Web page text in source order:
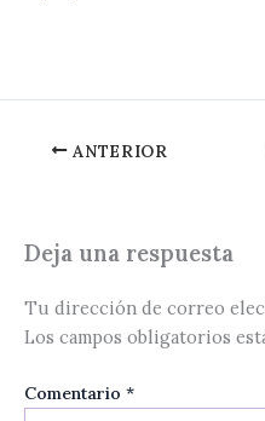
ANTERIOR
Deja una respuesta
Tu dirección de correo
Los campos obligatorios
Comentario *